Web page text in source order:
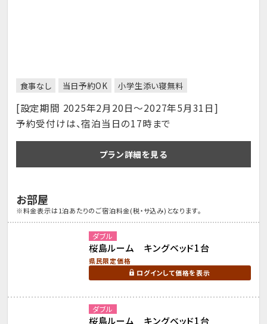
食事なし 当日予約OK 小学生添い寝無料
[設定期間 2025年2月20日～2027年5月31日]
予約受付けは、宿泊当日の17時まで
プラン詳細を見る
お部屋
※料金表示は1泊あたりのご宿泊料金(税・サ込み)となります。
ダブル
桜島ルーム キングベッド1台
県民限定価格
ログインして価格を表示
ダブル
桜島ルーム キングベッド1台